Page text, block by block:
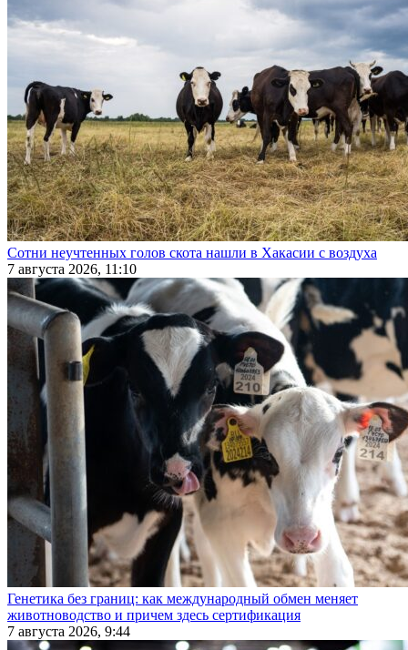
Сотни неучтенных голов скота нашли в Хакасии с воздуха
7 августа 2026, 11:10
Генетика без границ: как международный обмен меняет
животноводство и причем здесь сертификация
7 августа 2026, 9:44